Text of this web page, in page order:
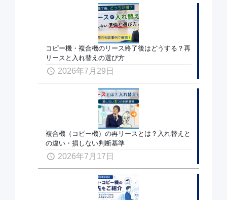
コピー機・複合機のリース終了後はどうする？再
リースと入れ替えの選び方
2026年7月29日
複合機（コピー機）の再リースとは？入れ替えと
の違い・損しない判断基準
2026年7月17日